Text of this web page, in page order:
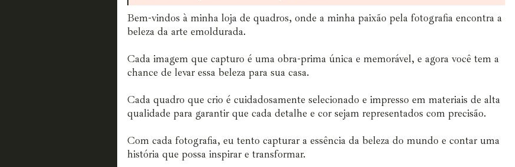
Bem-vindos à minha loja de quadros, onde a minha paixão pela fotografia encontra a
beleza da arte emoldurada.
Cada imagem que capturo é uma obra-prima única e memorável, e agora você tem a
chance de levar essa beleza para sua casa.
Cada quadro que crio é cuidadosamente selecionado e impresso em materiais de alta
qualidade para garantir que cada detalhe e cor sejam representados com precisão.
Com cada fotografia, eu tento capturar a essência da beleza do mundo e contar uma
história que possa inspirar e transformar.